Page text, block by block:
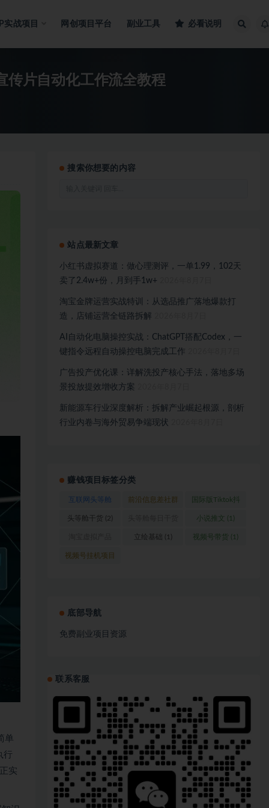
实战项目 网创项目平台 副业工具 必看说明
传片自动化工作流全教程
单
行
实
搜索你想要的内容
站点最新文章
小红书虚拟赛道：做心理测评，一单1.99，102天
卖了2.4w+份，月到手1w+
淘宝金牌运营实战特训：从选品推广落地爆款打
造，店铺运营全链路拆解
AI自动化电脑操控实战：ChatGPT搭配Codex，一
键指令远程自动操控电脑完成工作
广告投产优化课：详解洗投产核心手法，落地多场
景投放提效增收方案
新能源车行业深度解析：拆解产业崛起根源，剖析
行业内卷与海外贸易争端现状
赚钱项目标签分类
互联网头等舱
(1)
前沿信息差社群 国际版Tiktok抖
音运营(1)
头等舱干货 (2)
(1)
小说推文 (1)
(1)
立绘基础 (1) 视频号带货 (1)
视频号挂机项目
底部导航
免费副业项目资源
联系客服